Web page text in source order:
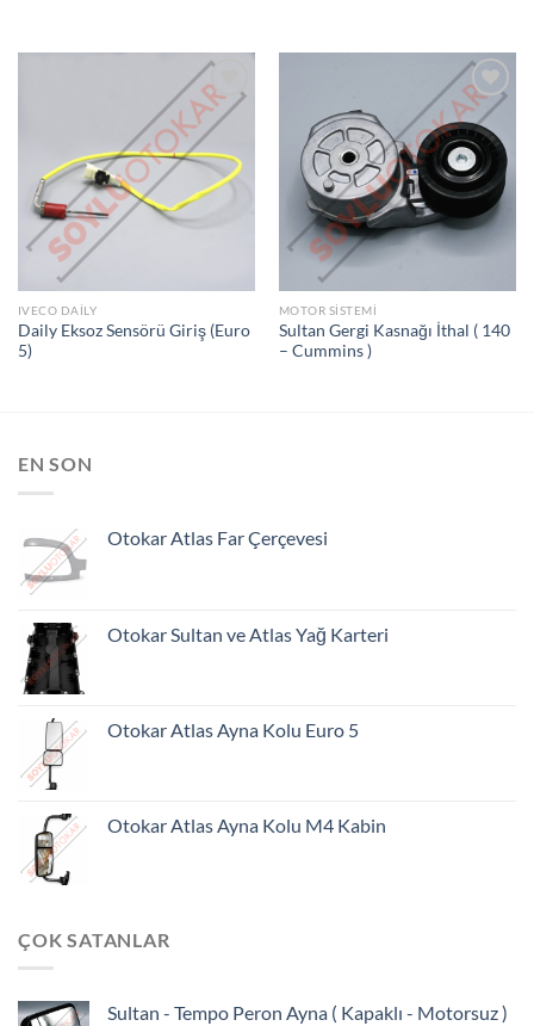
İSTEK
LISTEME
EKLE
IVECO DAILY
Daily Eksoz Sensörü Giriş (Euro
5)
İSTEK
LISTEME
EKLE
MOTOR SISTEMI
Sultan Gergi Kasnağı İthal ( 140
– Cummins )
EN SON
Otokar Atlas Far Çerçevesi
Otokar Sultan ve Atlas Yağ Karteri
Otokar Atlas Ayna Kolu Euro 5
Otokar Atlas Ayna Kolu M4 Kabin
ÇOK SATANLAR
Sultan - Tempo Peron Ayna ( Kapaklı - Motorsuz )